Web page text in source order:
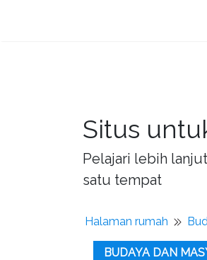
Situs
Pelajari lebih
satu tempat
Halaman rumah
BUDAYA DAN